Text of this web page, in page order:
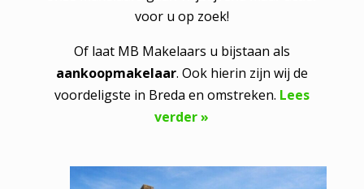
voor u op zoek!
Of laat MB Makelaars u bijstaan als
aankoopmakelaar. Ook hierin zijn wij de
voordeligste in Breda en omstreken. Lees
verder »